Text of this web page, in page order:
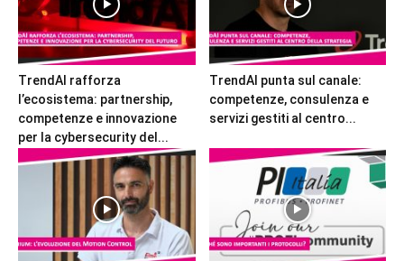
TrendAI rafforza
l’ecosistema: partnership,
competenze e innovazione
per la cybersecurity del...
TrendAI punta sul canale:
competenze, consulenza e
servizi gestiti al centro...